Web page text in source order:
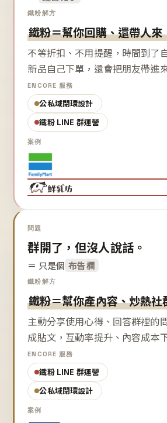
鐵粉解方
鐵粉＝幫你回購、還帶人來
不等折扣、不用提醒，時間到了
新品自己下單，還會把朋友帶進
ENCORE 服務
公私域閉環設計
鐵粉 LINE 群運營
案例
問題
群開了，但沒人說話。
＝ 只是個 布告欄
鐵粉解方
鐵粉＝幫你產內容、炒熱社
主動分享使用心得、回答群裡的
成貼文，互動率提升、內容成本
ENCORE 服務
鐵粉 LINE 群運營
公私域閉環設計
案例